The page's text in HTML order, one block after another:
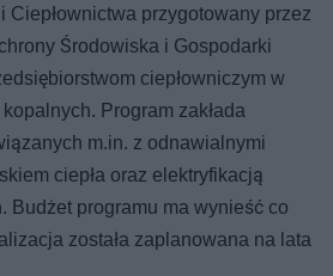
Ciepłownictwa przygotowany przez
Środowiska i Gospodarki
ciepłowniczym w
Program zakłada
m.in. z odnawialnymi
ciepła oraz elektryfikacją
Budżet programu ma wynieść co
została zaplanowana na lata